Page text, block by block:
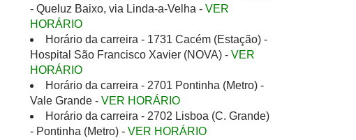
- Queluz Baixo, via Linda-a-Velha - VER
HORÁRIO
Horário da carreira - 1731 Cacém (Estação) -
Hospital São Francisco Xavier (NOVA) - VER
HORÁRIO
Horário da carreira - 2701 Pontinha (Metro) -
Vale Grande - VER HORÁRIO
Horário da carreira - 2702 Lisboa (C. Grande)
- Pontinha (Metro) - VER HORÁRIO